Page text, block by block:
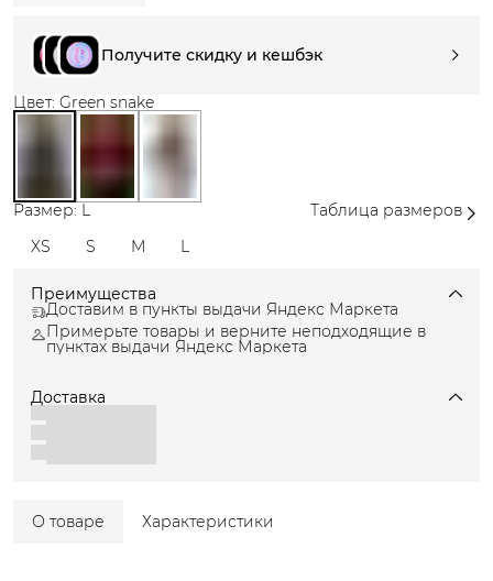
Получите скидку и кешбэк
Цвет: Green snake
Размер: L
Таблица размеров
XS
S M L
Преимущества
Доставим в пункты выдачи Яндекс Маркета
Примерьте товары и верните неподходящие в
пунктах выдачи Яндекс Маркета
Доставка
О товаре Характеристики